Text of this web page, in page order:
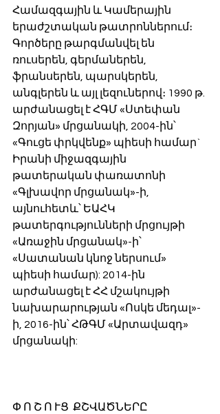
Համազգային և Կամերային
երաժշտական թատրոններում։
Գործերը թարգմանվել են
ռուսերեն, գերմաներեն,
ֆրանսերեն, պարսկերեն,
անգլերեն և այլ լեզուներով։ 1990 թ.
արժանացել է ՀԳՄ «Ստեփան
Զորյան» մրցանակի, 2004-ին՝
«Գուցե փրկվենք» պիեսի համար`
Իրանի միջազգային
թատերական փառատոնի
«Գլխավոր մրցանակ»-ի,
այնուհետև՝ ԵԱՀԿ
թատերգությունների մրցույթի
«Առաջին մրցանակ»-ի՝
«Սատանան կնոջ ներսում»
պիեսի համար): 2014-ին
արժանացել է ՀՀ մշակույթի
նախարարության «Ոսկե մեդալ»-
ի, 2016-ին՝ ՀԹԳՄ «Արտավազդ»
մրցանակի:
Փ Ո Շ Ո ՒՑ  ՔՇՎԱԾՆԵՐԸ